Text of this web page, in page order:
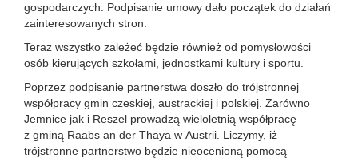
gospodarczych. Podpisanie umowy dało początek do działań
zainteresowanych stron.
Teraz wszystko zależeć będzie również od pomysłowości
osób kierujących szkołami, jednostkami kultury i sportu.
Poprzez podpisanie partnerstwa doszło do trójstronnej
współpracy gmin czeskiej, austrackiej i polskiej. Zarówno
Jemnice jak i Reszel prowadzą wieloletnią współpracę
z gminą Raabs an der Thaya w Austrii. Liczymy, iż
trójstronne partnerstwo będzie nieocenioną pomocą